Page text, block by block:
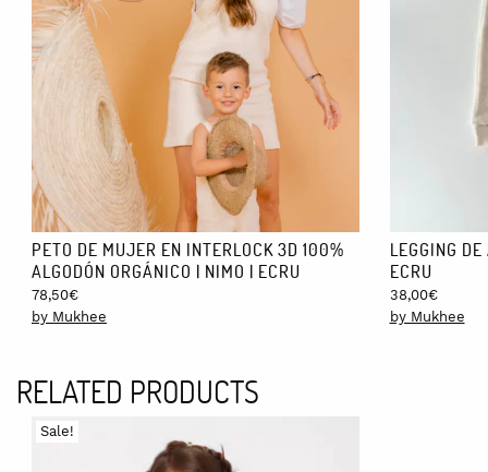
CUIDADOS:
– Recomendamos lavar la prenda con agua fría o un máximo
calidad y pureza de la fibra de algodón.
– No utilices secadora. A la hora de tender la ropa, te
– Plancha a temperatura media y por el revés de la prenda.
– Estos tejidos orgánicos naturales pueden encoger
PETO DE MUJER EN INTERLOCK 3D 100%
ALGODÓN ORGÁNICO | NIMO | ECRU
78,50€
by Mukhee
LEGGING
ECRU
38,00€
by Mukhee
RELATED PRODUCTS
Sale!